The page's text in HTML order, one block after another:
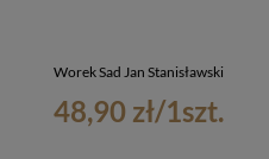
Worek Sad Jan Stanisławski
48,90 zł/1szt.